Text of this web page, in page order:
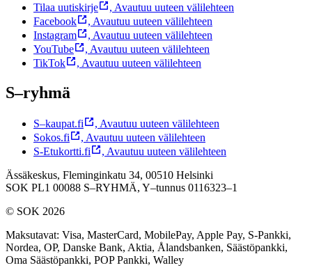
Tilaa uutiskirje , Avautuu uuteen välilehteen
Facebook
, Avautuu uuteen välilehteen
Instagram
, Avautuu uuteen välilehteen
YouTube
, Avautuu uuteen välilehteen
TikTok
, Avautuu uuteen välilehteen
S–ryhmä
S–kaupat.fi , Avautuu uuteen välilehteen
Sokos.fi
, Avautuu uuteen välilehteen
S-Etukortti.fi
, Avautuu uuteen välilehteen
Ässäkeskus, Fleminginkatu 34, 00510 Helsinki
SOK PL1 00088 S–RYHMÄ, Y–tunnus 0116323–1
© SOK 2026
Maksutavat: Visa, MasterCard, MobilePay, Apple Pay, S-Pankki,
Nordea, OP, Danske Bank, Aktia, Ålandsbanken, Säästöpankki,
Oma Säästöpankki, POP Pankki, Walley